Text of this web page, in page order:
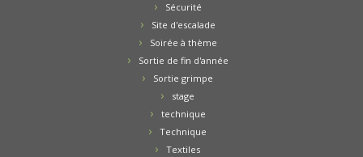
Sécurité
Site d'escalade
Soirée à thème
Sortie de fin d'année
Sortie grimpe
stage
technique
Technique
Textiles